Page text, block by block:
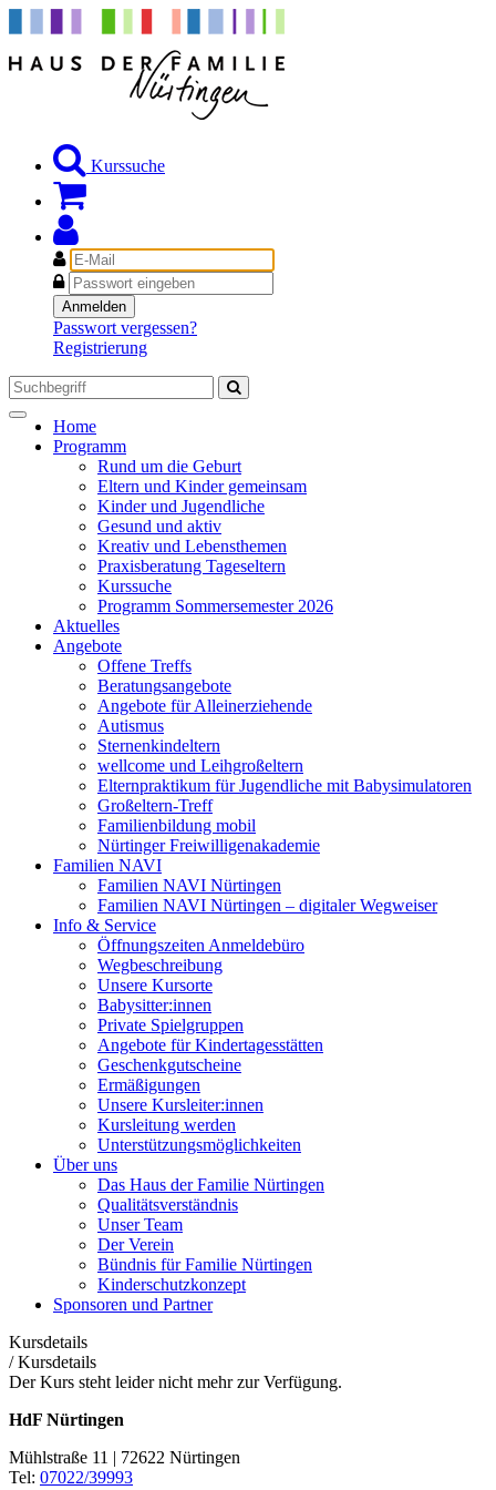
Kurssuche
E-
Mail
Passwort
Anmelden
Passwort vergessen?
Registrierung
Toggle
navigation
Home
Programm
Rund um die Geburt
Eltern und Kinder gemeinsam
Kinder und Jugendliche
Gesund und aktiv
Kreativ und Lebensthemen
Praxisberatung Tageseltern
Kurssuche
Programm Sommersemester 2026
Aktuelles
Angebote
Offene Treffs
Beratungsangebote
Angebote für Alleinerziehende
Autismus
Sternenkindeltern
wellcome und Leihgroßeltern
Elternpraktikum für Jugendliche mit Babysimulatoren
Großeltern-Treff
Familienbildung mobil
Nürtinger Freiwilligenakademie
Familien NAVI
Familien NAVI Nürtingen
Familien NAVI Nürtingen – digitaler Wegweiser
Info & Service
Öffnungszeiten Anmeldebüro
Wegbeschreibung
Unsere Kursorte
Babysitter:innen
Private Spielgruppen
Angebote für Kindertagesstätten
Geschenkgutscheine
Ermäßigungen
Unsere Kursleiter:innen
Kursleitung werden
Unterstützungsmöglichkeiten
Über uns
Das Haus der Familie Nürtingen
Qualitätsverständnis
Unser Team
Der Verein
Bündnis für Familie Nürtingen
Kinderschutzkonzept
Sponsoren und Partner
Kursdetails
/Kursdetails
Der Kurs steht leider nicht mehr zur Verfügung.
HdF Nürtingen
Mühlstraße 11 | 72622 Nürtingen
Tel: 07022/39993